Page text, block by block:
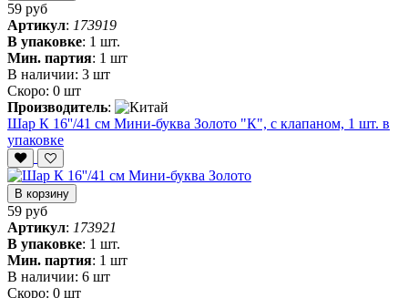
59 руб
Артикул: 173919
В упаковке: 1 шт.
Мин. партия: 1 шт
В наличии: 3 шт
Скоро: 0 шт
Производитель:
Шар К 16''/41 см Мини-буква Золото "К", с клапаном, 1 шт. в
упаковке
В корзину
59 руб
Артикул: 173921
В упаковке: 1 шт.
Мин. партия: 1 шт
В наличии: 6 шт
Скоро: 0 шт